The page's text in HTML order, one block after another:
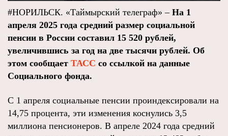
#НОРИЛЬСК. «Таймырский телеграф» – На 1
апреля 2025 года средний размер социальной
пенсии в России составил 15 520 рублей,
увеличившись за год на две тысячи рублей. Об
этом сообщает ТАСС со ссылкой на данные
Социального фонда.
С 1 апреля социальные пенсии проиндексировали на
14,75 процента, эти изменения коснулись 3,5
миллиона пенсионеров. В апреле 2024 года средний